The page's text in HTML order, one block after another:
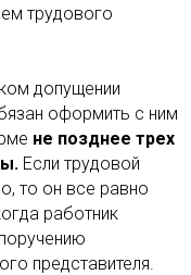
трудового
допущении
оформить с ним
не позднее трех
Если трудовой
то он все равно
работник
представителя.